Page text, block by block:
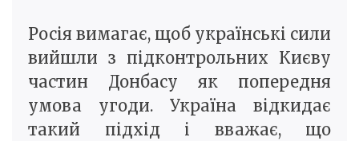
Росія вимагає, щоб українські сили
вийшли з підконтрольних Києву
частин Донбасу як попередня
умова угоди. Україна відкидає
такий підхід і вважає, що